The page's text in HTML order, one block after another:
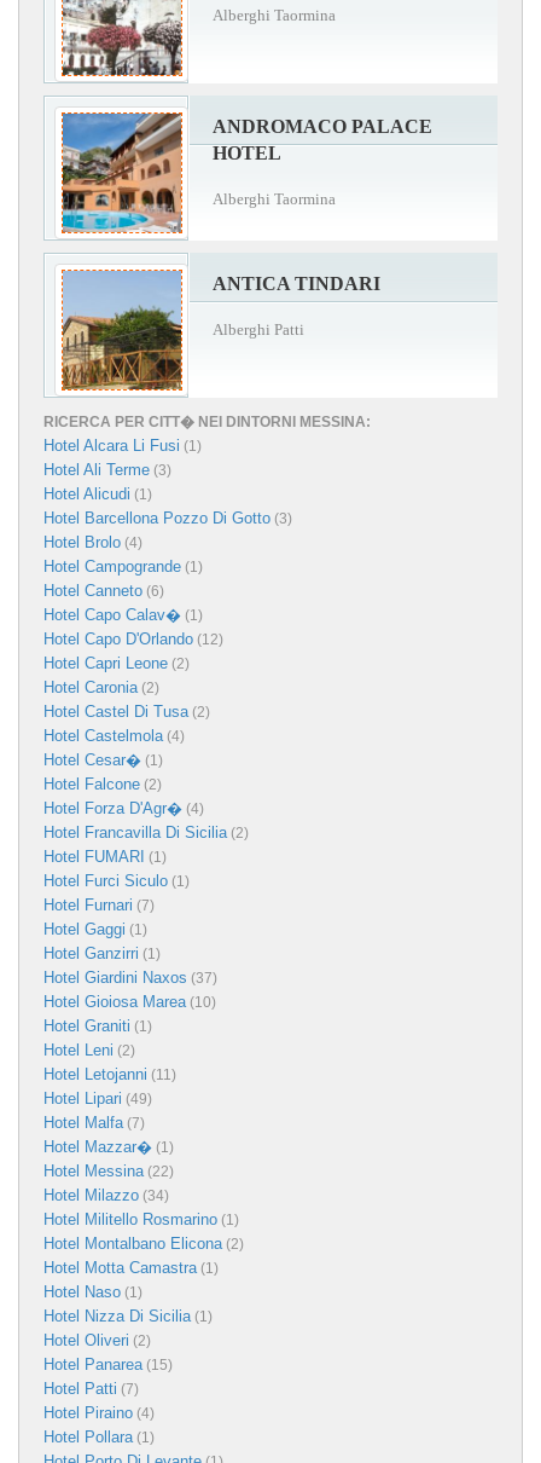
Alberghi Taormina
ANDROMACO PALACE
HOTEL
Alberghi Taormina
ANTICA TINDARI
Alberghi Patti
RICERCA PER CITT� NEI DINTORNI MESSINA:
Hotel Alcara Li Fusi (1)
Hotel Ali Terme (3)
Hotel Alicudi (1)
Hotel Barcellona Pozzo Di Gotto (3)
Hotel Brolo (4)
Hotel Campogrande (1)
Hotel Canneto (6)
Hotel Capo Calav� (1)
Hotel Capo D'Orlando (12)
Hotel Capri Leone (2)
Hotel Caronia(2)
Hotel Castel Di Tusa(2)
Hotel Castelmola(4)
Hotel Cesar� (1)
Hotel Falcone (2)
Hotel Forza D'Agr� (4)
Hotel Francavilla Di Sicilia(2)
Hotel FUMARI (1)
Hotel Furci Siculo (1)
Hotel Furnari (7)
Hotel Gaggi (1)
Hotel Ganzirri (1)
Hotel Giardini Naxos (37)
Hotel Gioiosa Marea(10)
Hotel Graniti (1)
Hotel Leni (2)
Hotel Letojanni (11)
Hotel Lipari (49)
Hotel Malfa(7)
Hotel Mazzar� (1)
Hotel Messina(22)
Hotel Milazzo (34)
Hotel Militello Rosmarino (1)
Hotel Montalbano Elicona(2)
Hotel Motta Camastra(1)
Hotel Naso (1)
Hotel Nizza Di Sicilia(1)
Hotel Oliveri (2)
Hotel Panarea(15)
Hotel Patti (7)
Hotel Piraino (4)
Hotel Pollara(1)